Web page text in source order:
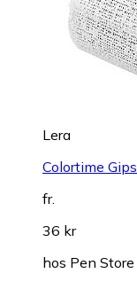
Lera
Colortime
fr.
36 kr
hos Pen Store